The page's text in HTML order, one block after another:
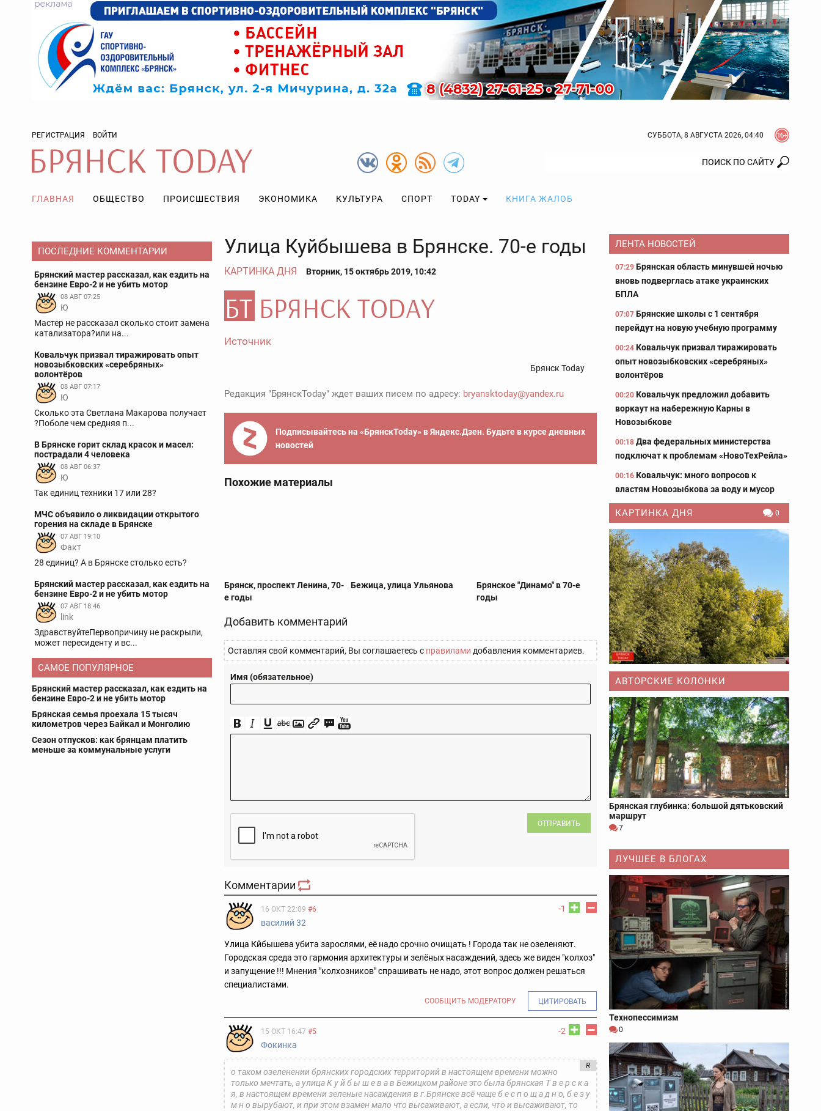
РЕГИСТРАЦИЯ ВОЙТИ СУББОТА, 8 АВГУСТА 2026, 04:40
ГЛАВНАЯ ОБЩЕСТВО ПРОИСШЕСТВИЯ ЭКОНОМИКА КУЛЬТУРА СПОРТ TODAY КНИГА ЖАЛОБ
ПОСЛЕДНИЕ КОММЕНТАРИИ
Брянский мастер рассказал, как ездить на
бензине Евро-2 и не убить мотор
08 АВГ 07:25
Ю
Мастер не рассказал сколько стоит замена
катализатора?или на...
Ковальчук призвал тиражировать опыт
новозыбковских «серебряных»
волонтёров
08 АВГ 07:17
Ю
Сколько эта Светлана Макарова получает
?Поболе чем средняя п...
В Брянске горит склад красок и масел:
пострадали 4 человека
08 АВГ 06:37
Ю
Так единиц техники 17 или 28?
МЧС объявило о ликвидации открытого
горения на складе в Брянске
07 АВГ 19:10
Факт
28 единиц? А в Брянске столько есть?
Брянский мастер рассказал, как ездить на
бензине Евро-2 и не убить мотор
07 АВГ 18:46
link
ЗдравствуйтеПервопричину не раскрыли,
может пересиденту и вс...
САМОЕ ПОПУЛЯРНОЕ
Брянский мастер рассказал, как ездить на
бензине Евро-2 и не убить мотор
Брянская семья проехала 15 тысяч
километров через Байкал и Монголию
Сезон отпусков: как брянцам платить
меньше за коммунальные услуги
Улица Куйбышева в Брянске. 70-е годы
КАРТИНКА ДНЯ Вторник, 15 октябрь 2019, 10:42
Источник
Брянск Today
Редакция "БрянскToday" ждет ваших писем по адресу: bryansktoday@yandex.ru
Подписывайтесь на «БрянскToday» в Яндекс.Дзен. Будьте в курсе дневных
новостей
Похожие материалы
Брянск, проспект Ленина, 70-
е годы
Бежица, улица Ульянова
Брянское "Динамо" в 70-е
годы
Добавить комментарий
Оставляя свой комментарий, Вы соглашаетесь с правилами добавления комментариев.
Имя (обязательное)
ОТПРАВИТЬ
Комментарии
-1
16 ОКТ 22:09 #6
василий 32
Улица Кйбышева убита зарослями, её надо срочно очищать ! Города так не озеленяют.
Городская среда это гармония архитектуры и зелёных насаждений, здесь же виден "колхоз"
и запущение !!! Мнения "колхозников" спрашивать не надо, этот вопрос должен решаться
специалистами.
СООБЩИТЬ МОДЕРАТОРУ ЦИТИРОВАТЬ
-2
15 ОКТ 16:47 #5
Фокинка
R
о таком озеленении брянских городских территорий в настоящем времени можно
только мечтать, а улица К у й б ы ш е в а в Бежицком районе это была брянская Т в е р с к а
я, в настоящем времени зеленые насаждения в г.Брянске всё чаще б е с п о щ а д н о, б е з у
м н о вырубают, и при этом взамен мало что высаживают, а если, что и высаживают, то
ЛЕНТА НОВОСТЕЙ
07:29 Брянская область минувшей ночью
вновь подверглась атаке украинских
БПЛА
07:07 Брянские школы с 1 сентября
перейдут на новую учебную программу
00:24 Ковальчук призвал тиражировать
опыт новозыбковских «серебряных»
волонтёров
00:20 Ковальчук предложил добавить
воркаут на набережную Карны в
Новозыбкове
00:18 Два федеральных министерства
подключат к проблемам «НовоТехРейла»
00:16 Ковальчук: много вопросов к
властям Новозыбкова за воду и мусор
КАРТИНКА ДНЯ 0
АВТОРСКИЕ КОЛОНКИ
Брянская глубинка: большой дятьковский
маршрут
7
ЛУЧШЕЕ В БЛОГАХ
Технопессимизм
0